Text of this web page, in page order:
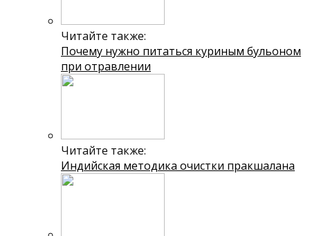
Читайте также:
Почему нужно питаться куриным бульоном
при отравлении
Читайте также:
Индийская методика очистки пракшалана